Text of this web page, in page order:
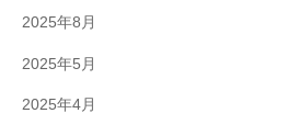
2025年8月
2025年5月
2025年4月